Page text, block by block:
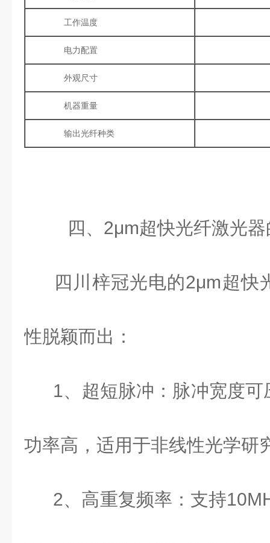
工作温度
电力配置
外观尺寸
机器重量
输出光纤种类
四、 2μm超快光纤激光
四川梓冠光电的2μm超快
性脱颖而出：
1、超短脉冲：脉冲宽度可
功率高，适用于非线性光学研
2、高重复频率：支持